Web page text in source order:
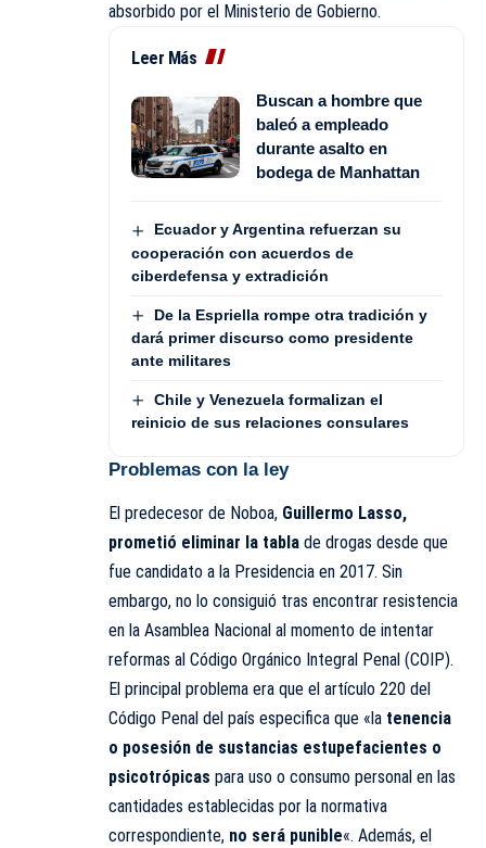
absorbido por el Ministerio de Gobierno.
Leer Más
Buscan a hombre que
baleó a empleado
durante asalto en
bodega de Manhattan
Ecuador y Argentina refuerzan su
cooperación con acuerdos de
ciberdefensa y extradición
De la Espriella rompe otra tradición y
dará primer discurso como presidente
ante militares
Chile y Venezuela formalizan el
reinicio de sus relaciones consulares
Problemas con la ley
El predecesor de Noboa, Guillermo Lasso,
prometió eliminar la tabla de drogas desde que
fue candidato a la Presidencia en 2017. Sin
embargo, no lo consiguió tras encontrar resistencia
en la Asamblea Nacional al momento de intentar
reformas al Código Orgánico Integral Penal (COIP).
El principal problema era que el artículo 220 del
Código Penal del país especifica que «la tenencia
o posesión de sustancias estupefacientes o
psicotrópicas para uso o consumo personal en las
cantidades establecidas por la normativa
correspondiente, no será punible«. Además, el